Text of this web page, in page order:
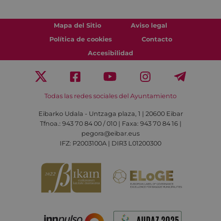
Mapa del Sitio
Aviso legal
Política de cookies
Contacto
Accesibilidad
Todas las redes sociales del Ayuntamiento
Eibarko Udala - Untzaga plaza, 1 | 20600 Eibar
Tfnoa.: 943 70 84 00 / 010 | Faxa: 943 70 84 16 |
pegora@eibar.eus
IFZ: P2003100A | DIR3 L01200300